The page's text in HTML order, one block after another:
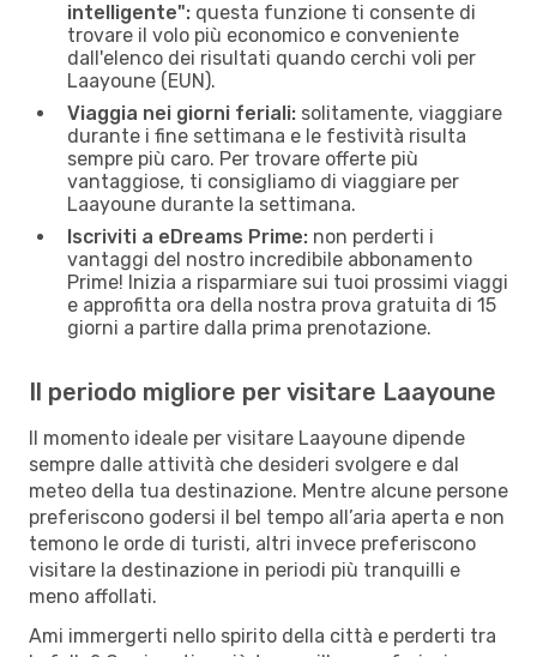
intelligente": questa funzione ti consente di
trovare il volo più economico e conveniente
dall'elenco dei risultati quando cerchi voli per
Laayoune (EUN).
Viaggia nei giorni feriali: solitamente, viaggiare
durante i fine settimana e le festività risulta
sempre più caro. Per trovare offerte più
vantaggiose, ti consigliamo di viaggiare per
Laayoune durante la settimana.
Iscriviti a eDreams Prime: non perderti i
vantaggi del nostro incredibile abbonamento
Prime! Inizia a risparmiare sui tuoi prossimi viaggi
e approfitta ora della nostra prova gratuita di 15
giorni a partire dalla prima prenotazione.
Il periodo migliore per visitare Laayoune
Il momento ideale per visitare Laayoune dipende
sempre dalle attività che desideri svolgere e dal
meteo della tua destinazione. Mentre alcune persone
preferiscono godersi il bel tempo all’aria aperta e non
temono le orde di turisti, altri invece preferiscono
visitare la destinazione in periodi più tranquilli e
meno affollati.
Ami immergerti nello spirito della città e perderti tra